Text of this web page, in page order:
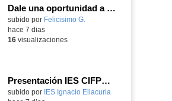
Dale una oportunidad a los Chromebooks y utiliza un proyector para realizar talleres si no tienes pantallas táctiles
Contenido educativo.
subido por Felicisimo G.
hace 7 dias
16visualizaciones
Presentación IES CIFPD Ignacio Ellacuría
Contenido educativo.
subido por IES Ignacio Ellacuria